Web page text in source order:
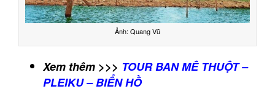
Ảnh: Quang Vũ
Xem thêm >>> TOUR BAN MÊ THUỘT –
PLEIKU – BIỂN HỒ